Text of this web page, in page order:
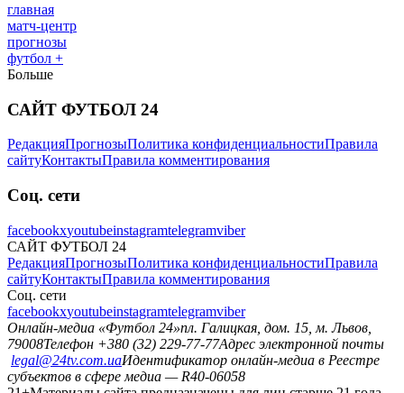
главная
матч-центр
прогнозы
футбол +
Больше
САЙТ ФУТБОЛ 24
РедакцияПрогнозыПолитика конфиденциальностиПравила
сайтуКонтактыПравила комментирования
Соц. сети
facebookxyoutubeinstagramtelegramviber
САЙТ ФУТБОЛ 24
РедакцияПрогнозыПолитика конфиденциальностиПравила
сайтуКонтактыПравила комментирования
Соц. сети
facebookxyoutubeinstagramtelegramviber
Онлайн-медиа «Футбол 24»пл. Галицкая, дом. 15, м. Львов,
79008Телефон +380 (32) 229-77-77Адрес электронной почты
legal@24tv.com.uaИдентификатор онлайн-медиа в Реестре
субъектов в сфере медиа — R40-06058